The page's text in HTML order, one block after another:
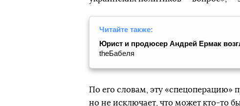
Читайте также:
Юрист и продюсер Андрей Ермак
theБабеля
По его словам, эту «спецоперацию»
но не исключает, что может кто-то